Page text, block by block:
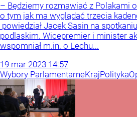
– Będziemy rozmawiać z Polakami
o tym jak ma wyglądać trzecia
powiedział Jacek Sasin na
podlaskim. Wicepremier i minister
wspomniał m.in. o Lechu...
19 mar 2023 14:57
Wybory ParlamentarneKrajPolityka